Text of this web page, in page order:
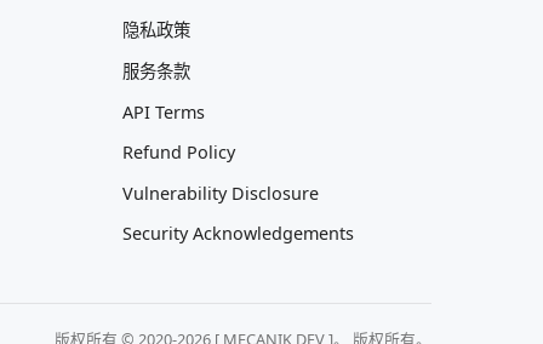
隐私政策
服务条款
API Terms
Refund Policy
Vulnerability Disclosure
Security Acknowledgements
版权所有 © 2020-2026 [ MECANIK DEV ]。 版权所有。